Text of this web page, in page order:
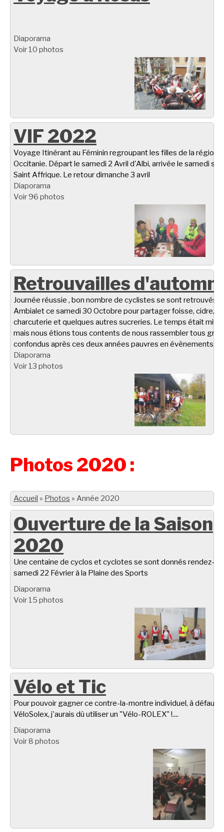
Diaporama
Voir 10 photos
VIF 2022
Voyage Itinérant au Féminin regroupant les filles de la région
Occitanie. Départ le samedi 2 Avril d'Albi, arrivée le samedi
Saint Affrique. Le retour dimanche 3 avril
Diaporama
Voir 96 photos
Retrouvailles
Journée réussie , bon nombre de cyclistes se sont retrouvés à
Ambialet ce samedi 30 Octobre pour partager foisse, cidre,
charcuterie et quelques autres sucreries. Le temps était
mais nous étions tous contents de nous rassembler tous
confondus après ces deux années pauvres en évènements.
Diaporama
Voir 13 photos
Photos 2020 :
Accueil » Photos » Année 2020
Ouverture de la Saison
2020
Une centaine de cyclos et cyclotes se sont donnés rendez-
samedi 22 Février à la Plaine des Sports
Diaporama
Voir 15 photos
Vélo et Tic
Pour pouvoir gagner ce contre-la-montre individuel, à défaut
VéloSolex, j'aurais dû utiliser un "Vélo-ROLEX" !....
Diaporama
Voir 8 photos